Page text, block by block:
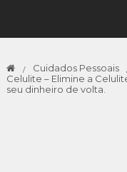
Cuidados Pessoais
Celulite – Elimine a
seu dinheiro de volta.